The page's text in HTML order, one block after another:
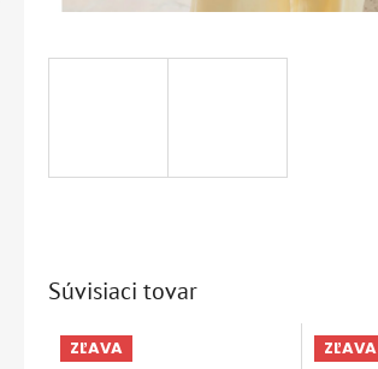
Súvisiaci tovar
ZĽAVA ZĽAVA